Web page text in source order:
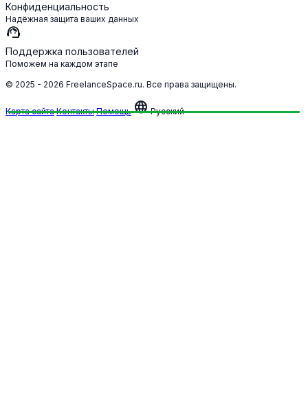
Конфиденциальность
Надёжная защита ваших данных
support_agent
Поддержка пользователей
Поможем на каждом этапе
© 2025 - 2026 FreelanceSpace.ru. Все права защищены.
Карта сайта Контакты Помощь languageРусский